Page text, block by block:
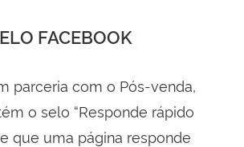
FACEBOOK
parceria com o Pós-venda,
o selo “Responde rápido
que uma página responde